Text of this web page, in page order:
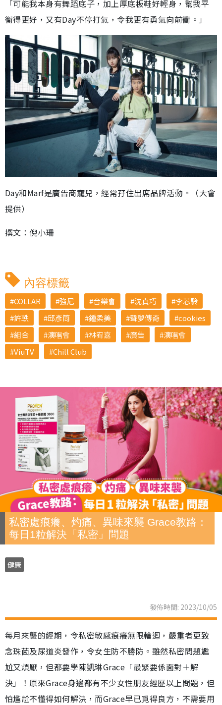
「可能我本身有舞蹈底子，加上厚底板鞋好輕身，幫我平
衡得更好，又有Day不停打氣，令我更有勇氣向前衝。」
Day和Marf是廣告商寵兒，經常孖住出席品牌活動。（大會
提供）
撰文：倪小珊
內容標籤
COLLAR 強尼 音樂會 沈貞巧
李芯駖
許軼
邱彥筒 鍾柔美 聲夢傳奇
cookies
組合
演唱會 林宥嘉 廣告
演唱會
ViuTV
Chill Club
私密處痕癢、灼痛、異味來襲 Grace教路：
每日1粒解決「私密」問題
健康
發佈時間: 2023/10/05
每月來襲的經期，令私密敏感痕癢無限輪迴，嚴重者更致
念珠菌及尿道炎發作，令女生防不勝防。雖然私密問題尷
尬又煩厭，但都要學陳凱琳Grace「最緊要係面對＋解
決」！原來Grace身邊都有不少女性朋友經歷以上問題，但
怕尷尬不懂得如何解決，而Grace早已覓得良方，不需要用